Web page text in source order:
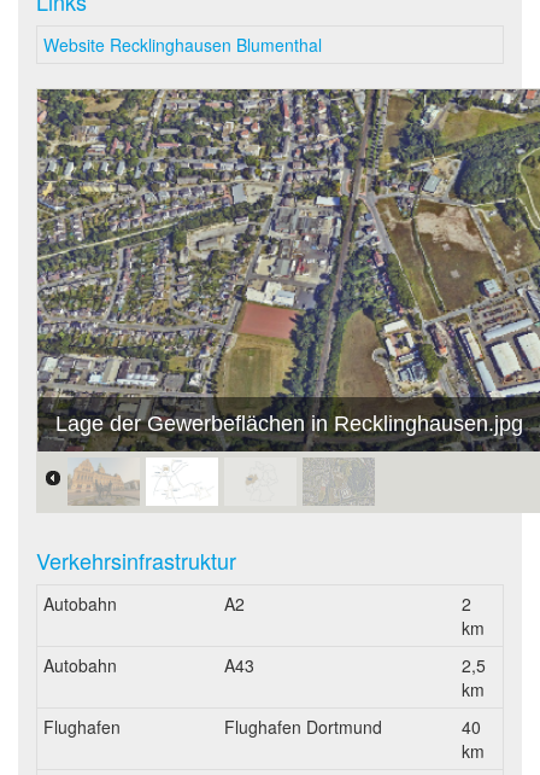
Website Recklinghausen Blumenthal
Lage der Gewerbeflächen in Recklinghausen.jpg
Verkehrsinfrastruktur
Autobahn A2
2
km
Autobahn
A43
2,5
km
Flughafen
Flughafen Dortmund
40
km